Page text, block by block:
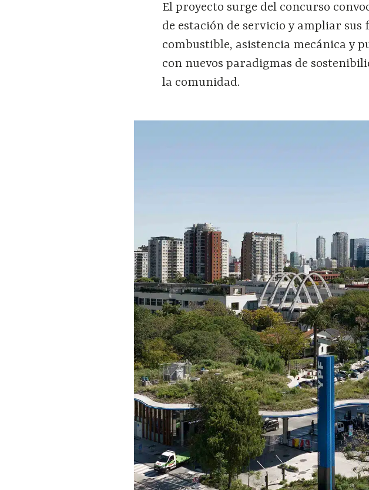
El proyecto surge del concurso
de estación de servicio y ampliar
combustible, asistencia mecánica y
con nuevos paradigmas de
la comunidad.